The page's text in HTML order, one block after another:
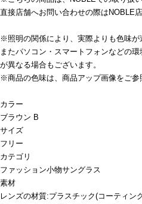
直接店舗へお問い合わせの際はNOBLE
※照明の関係により、実際よりも色味が
またパソコン・スマートフォンなどの
が異なる場合もございます。
※商品の色味は、商品アップ画像をご参
カラー
ブラウン B
サイズ
フリー
カテゴリ
ファッション小物サングラス
素材
レンズの材質:プラスチック(コーティ